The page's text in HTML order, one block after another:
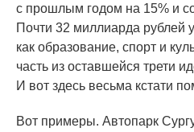
с прошлым годом на 15% и
Почти 32 миллиарда рублей
как образование, спорт и
часть из оставшейся трети
И вот здесь весьма кстати
Вот примеры. Автопарк